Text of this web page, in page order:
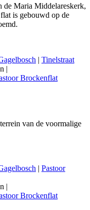
de Maria Middelareskerk,
is gebouwd op de
| Tinelstraat
|
Brockenflat
van de voormalige
| Pastoor
|
Brockenflat